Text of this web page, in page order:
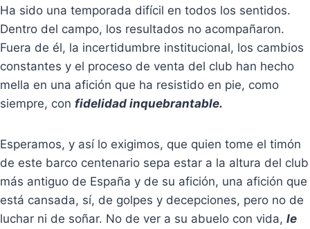
Ha sido una temporada difícil en todos los sentidos.
Dentro del campo, los resultados no acompañaron.
Fuera de él, la incertidumbre institucional, los cambios
constantes y el proceso de venta del club han hecho
mella en una afición que ha resistido en pie, como
siempre, con fidelidad inquebrantable.
Esperamos, y así lo exigimos, que quien tome el timón
de este barco centenario sepa estar a la altura del club
más antiguo de España y de su afición, una afición que
está cansada, sí, de golpes y decepciones, pero no de
luchar ni de soñar. No de ver a su abuelo con vida, le